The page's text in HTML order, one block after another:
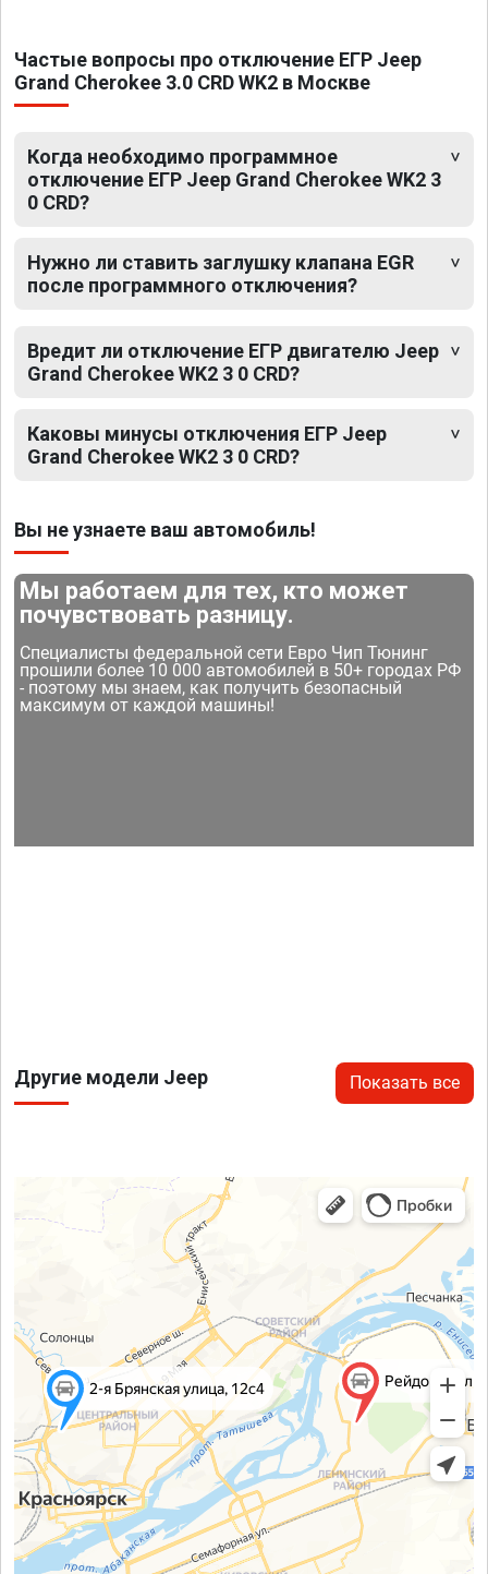
Частые вопросы про отключение ЕГР Jeep
Grand Cherokee 3.0 CRD WK2 в Москве
Когда необходимо программное
отключение ЕГР Jeep Grand Cherokee WK2 3
0 CRD?
Нужно ли ставить заглушку клапана EGR
после программного отключения?
Вредит ли отключение ЕГР двигателю Jeep
Grand Cherokee WK2 3 0 CRD?
Каковы минусы отключения ЕГР Jeep
Grand Cherokee WK2 3 0 CRD?
Вы не узнаете ваш автомобиль!
Мы работаем для тех, кто может
почувствовать разницу.
Специалисты федеральной сети Евро Чип Тюнинг
прошили более 10 000 автомобилей в 50+ городах РФ
- поэтому мы знаем, как получить безопасный
максимум от каждой машины!
Другие модели Jeep Показать все